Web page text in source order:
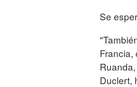
Se
Duclert,